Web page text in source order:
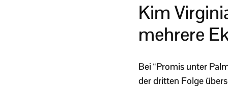
Kim
mehrere
Bei “Promis unter
der dritten Folge